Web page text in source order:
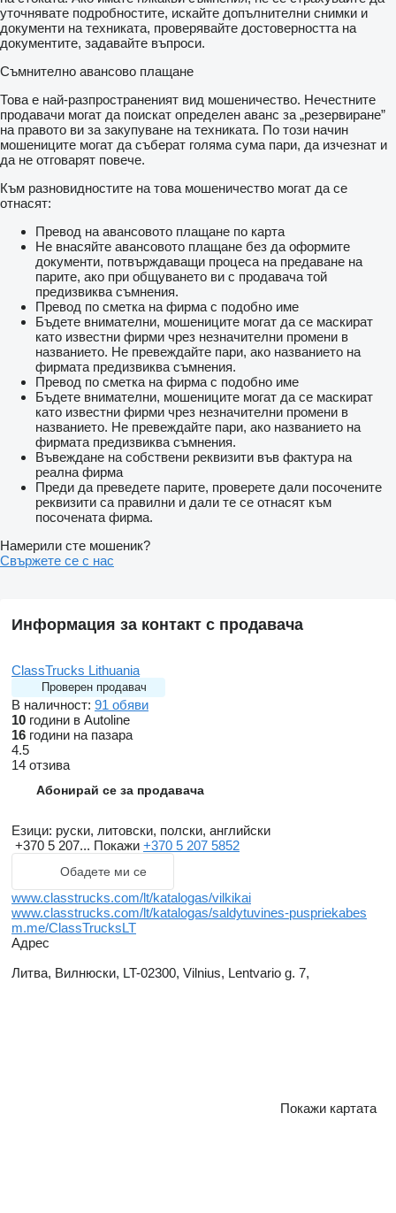
уточнявате подробностите, искайте допълнителни снимки и
документи на техниката, проверявайте достоверността на
документите, задавайте въпроси.
Съмнително авансово плащане
Това е най-разпространеният вид мошеничество. Нечестните
продавачи могат да поискат определен аванс за „резервиране”
на правото ви за закупуване на техниката. По този начин
мошениците могат да съберат голяма сума пари, да изчезнат и
да не отговарят повече.
Към разновидностите на това мошеничество могат да се
отнасят:
Превод на авансовото плащане по карта
Не внасяйте авансовото плащане без да оформите
документи, потвърждаващи процеса на предаване на
парите, ако при общуването ви с продавача той
предизвиква съмнения.
Превод по сметка на фирма с подобно име
Бъдете внимателни, мошениците могат да се маскират
като известни фирми чрез незначителни промени в
названието. Не превеждайте пари, ако названието на
фирмата предизвиква съмнения.
Превод по сметка на фирма с подобно име
Бъдете внимателни, мошениците могат да се маскират
като известни фирми чрез незначителни промени в
названието. Не превеждайте пари, ако названието на
фирмата предизвиква съмнения.
Въвеждане на собствени реквизити във фактура на
реална фирма
Преди да преведете парите, проверете дали посочените
реквизити са правилни и дали те се отнасят към
посочената фирма.
Намерили сте мошеник?
Свържете се с нас
Информация за контакт с продавача
ClassTrucks Lithuania
Проверен продавач
В наличност: 91 обяви
10 години в Autoline
16 години на пазара
4.5
14 отзива
Абонирай се за продавача
Езици: руски, литовски, полски, английски
+370 5 207... Покажи +370 5 207 5852
Обадете ми се
www.classtrucks.com/lt/katalogas/vilkikai
www.classtrucks.com/lt/katalogas/saldytuvines-puspriekabes
m.me/ClassTrucksLT
Адрес
Литва, Вилнюски, LT-02300, Vilnius, Lentvario g. 7,
Покажи картата